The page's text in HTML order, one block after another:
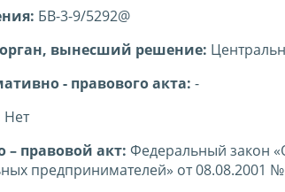
БВ-3-9/5292@
вынесший решение:
- правового акта: -
Нет
правовой акт: Федеральный закон
предпринимателей» от 08.08.2001